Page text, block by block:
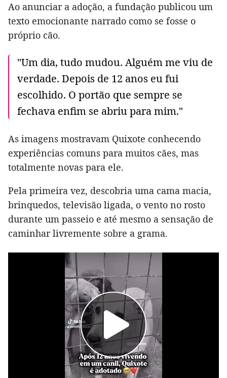
Ao anunciar a adoção, a fundação publicou um
texto emocionante narrado como se fosse o
próprio cão.
"Um dia, tudo mudou. Alguém me viu de
verdade. Depois de 12 anos eu fui
escolhido. O portão que sempre se
fechava enfim se abriu para mim."
As imagens mostravam Quixote conhecendo
experiências comuns para muitos cães, mas
totalmente novas para ele.
Pela primeira vez, descobria uma cama macia,
brinquedos, televisão ligada, o vento no rosto
durante um passeio e até mesmo a sensação de
caminhar livremente sobre a grama.